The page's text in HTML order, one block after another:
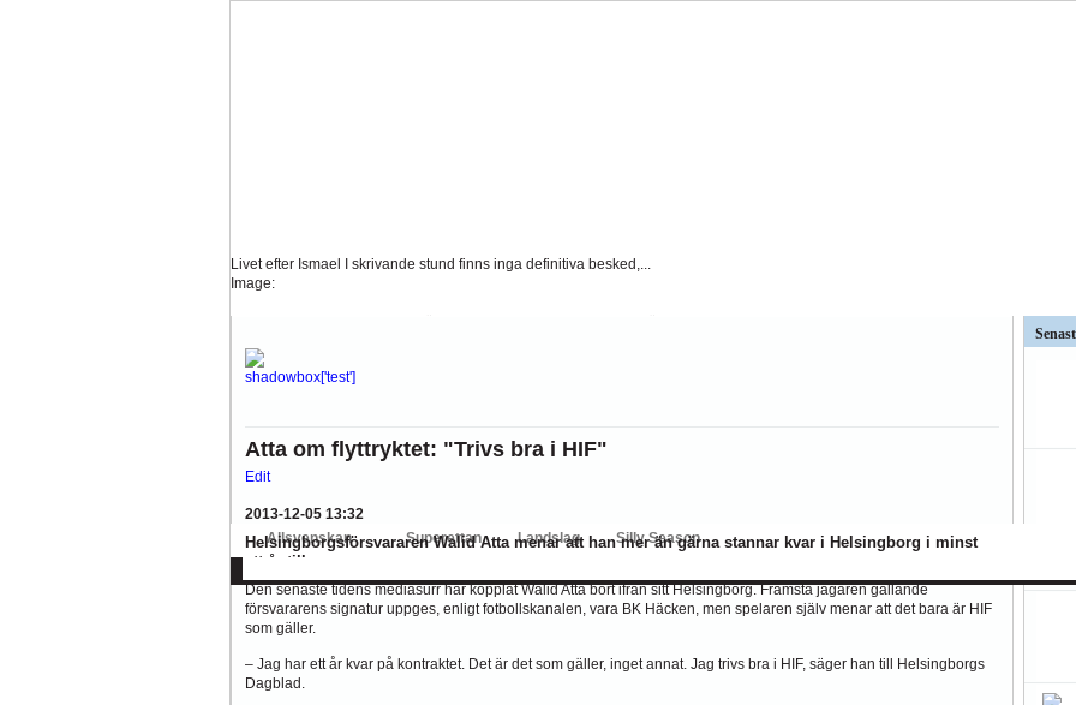
Livet efter Ismael
I skrivande stund finns inga definitiva besked,...
Image:
Nystart med Nanne
Hur länge orkar Swärdh?
Under en längre tid har kritiken mot Kalmar FFs...
Image:
Image:
Allsvenskan
Superettan Landslag Silly Season
Atta om flyttryktet: "Trivs bra i HIF"
Edit
2013-12-05 13:32
Helsingborgsförsvararen Walid Atta menar att han mer än gärna stannar kvar i Helsingborg i minst
ett år till.
Den senaste tidens mediasurr har kopplat Walid Atta bort ifrån sitt Helsingborg. Främsta jägaren gällande
försvararens signatur uppges, enligt fotbollskanalen, vara BK Häcken, men spelaren själv menar att det bara är HIF
som gäller.
– Jag har ett år kvar på kontraktet. Det är det som gäller, inget annat. Jag trivs bra i HIF, säger han till Helsingborgs
Dagblad.